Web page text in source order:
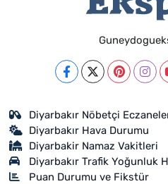
Diyarbakır Nöbetçi
Diyarbakır Hava Durumu
Diyarbakir Namaz Vakitleri
Diyarbakır Trafik Yoğunluk
Puan Durumu ve Fikstür